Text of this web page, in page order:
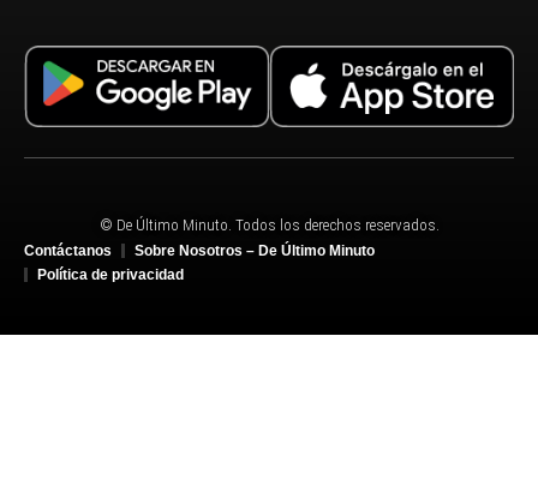
© De Último Minuto. Todos los derechos reservados.
Contáctanos
Sobre Nosotros – De Último Minuto
Política de privacidad